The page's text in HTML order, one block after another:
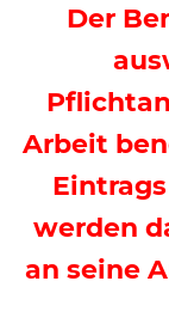
Der
Arbeit
werden
an seine